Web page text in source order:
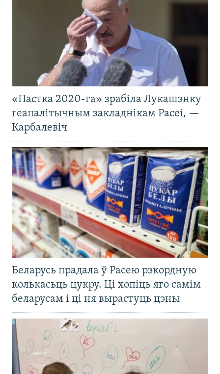
«Пастка 2020-га» зрабіла Лукашэнку
геапалітычным закладнікам Расеі, —
Карбалевіч
Беларусь прадала ў Расею рэкордную
колькасьць цукру. Ці хопіць яго самім
беларусам і ці ня вырастуць цэны